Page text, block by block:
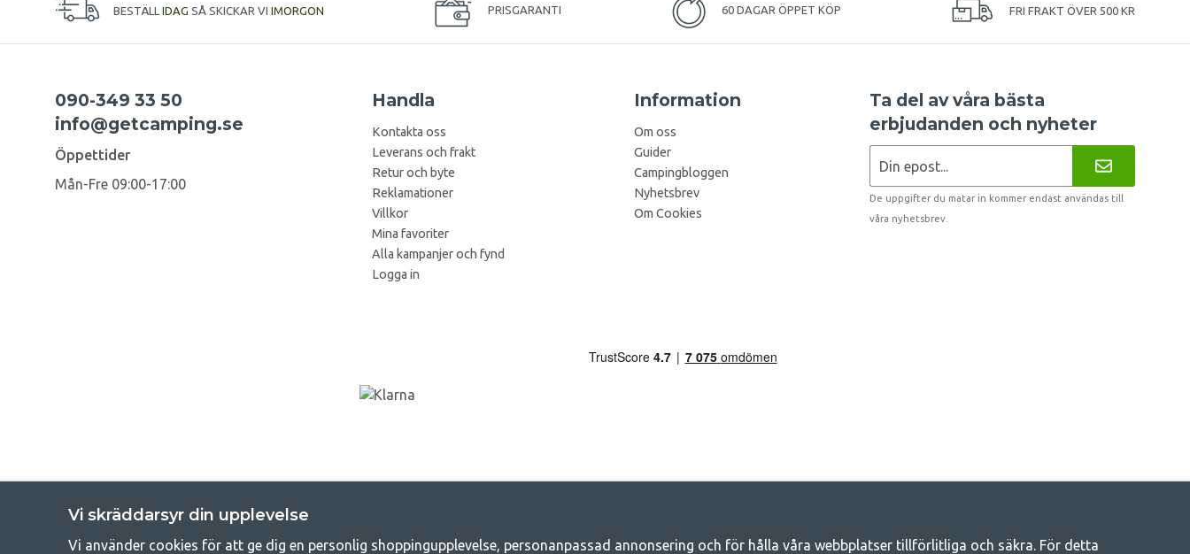
BESTÄLL IDAG SÅ SKICKAR VI IMORGON PRISGARANTI 60 DAGAR ÖPPET KÖP FRI FRAKT ÖVER 500 KR
090-349 33 50
info@getcamping.se
Öppettider
Mån-Fre 09:00-17:00
Handla
Kontakta oss
Leverans och frakt
Retur och byte
Reklamationer
Villkor
Mina favoriter
Alla kampanjer och fynd
Logga in
Information
Om oss
Guider
Campingbloggen
Nyhetsbrev
Om Cookies
Ta del av våra bästa
erbjudanden och nyheter
De uppgifter du matar in kommer endast användas till
våra nyhetsbrev.
Vi skräddarsyr din upplevelse
Vi använder cookies för att ge dig en personlig shoppingupplevelse, personanpassad annonsering och för hålla våra webbplatser tillförlitliga och säkra. För detta